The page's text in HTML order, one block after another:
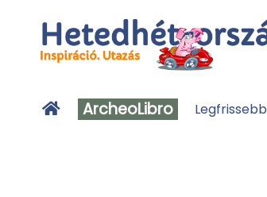
ArcheoLibro Legfrissebb